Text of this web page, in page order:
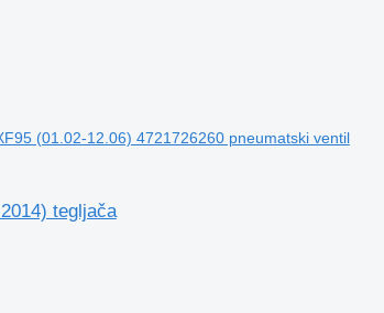
(01.02-12.06) 4721726260 pneumatski ventil
tegljača